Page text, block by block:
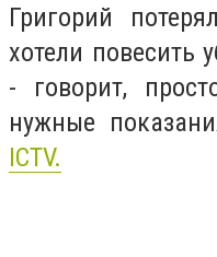
Григорий
хотели повесить
- говорит,
нужные
ICTV.